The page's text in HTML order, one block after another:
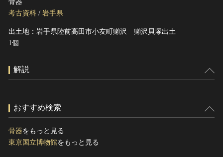
国指定文化財等データベース
骨器
考古資料 / 岩手県
出土地：岩手県陸前高田市小友町獺沢 獺沢貝塚出土
1個
解説
おすすめ検索
骨器をもっと見る
東京国立博物館をもっと見る